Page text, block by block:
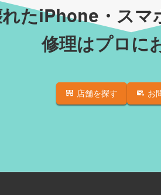
たiPhone・スマ
修理はプロに
店舗を探す お